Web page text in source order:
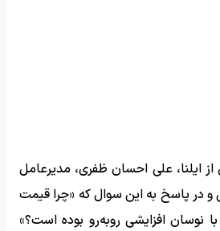
از ایلنا، علی احسان ظفری، مدیرعامل
و در پاسخ به این سوال که «چرا قیمت
نوسان افزایشی رو‌به‌رو بوده است؟»